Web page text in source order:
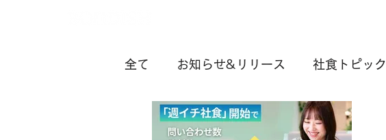
全て お知らせ&リリース 社食トピック
お役立ち